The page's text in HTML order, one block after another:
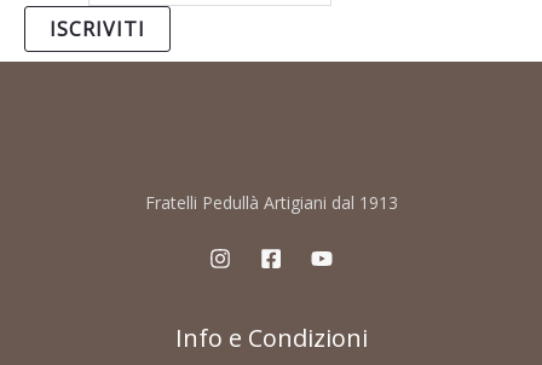
ISCRIVITI
Fratelli Pedullà Artigiani dal 1913
Info e Condizioni